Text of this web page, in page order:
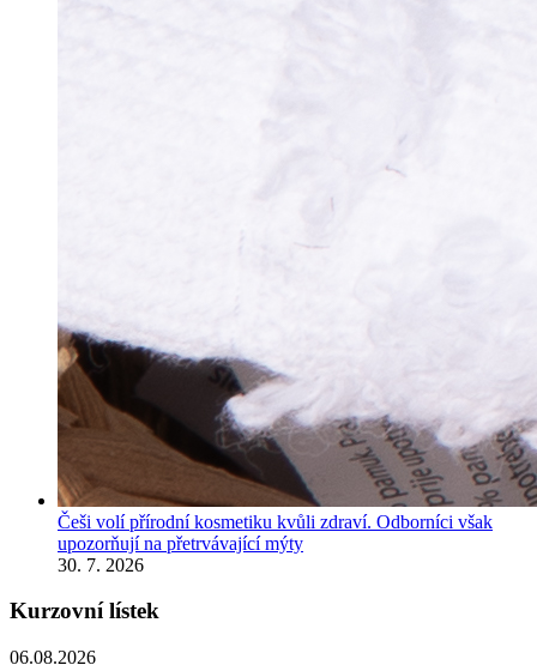
Češi volí přírodní kosmetiku kvůli zdraví. Odborníci však
upozorňují na přetrvávající mýty
30. 7. 2026
Kurzovní lístek
06.08.2026